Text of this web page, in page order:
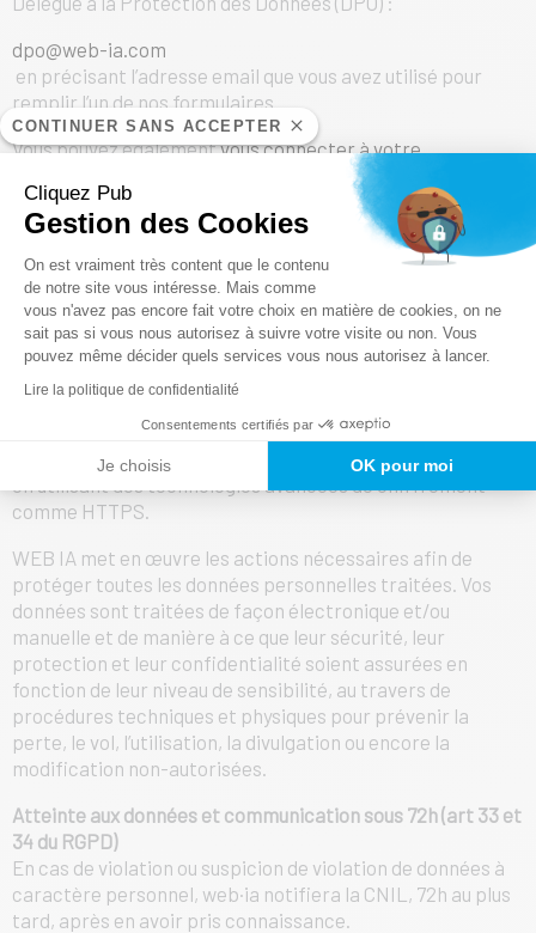
CONTINUER SANS ACCEPTER
Cliquez Pub
Gestion des Cookies
Plateforme de Gestion du
On est vraiment très content que le contenu
de notre site vous intéresse. Mais comme
vous n'avez pas encore fait votre choix en matière de cookies, on ne
sait pas si vous nous autorisez à suivre votre visite ou non. Vous
pouvez même décider quels services vous nous autorisez à lancer.
Lire la politique de confidentialité
Consentements certifiés par
Je choisis OK pour moi
Axeptio consent
dpo@web-ia.com
en précisant l’adresse email que vous avez utilisé pour
remplir l’un de nos formulaires.
Vous pouvez égalementvous connecter à votre
pour modifier, exporter ou supprimer vos données
personnelles, une fois connecté, cliquez sur l’onglet RGPD
données personnelles.
Sécurité des données et du traitement
Protection du transfert par chiffrement
Le chiffrement améliore encore davantage le niveau de
sécurité et de confidentialité de nos services. Lorsque
vous consultez notre site Web ou que vous remplissez nos
formulaires, les données que vous créez sont transférées
entre votre navigateurs et nos serveurs. Nous protégeons
ces données avec plusieurs niveaux de sécurité, y compris
comme HTTPS.
WEB IA met en œuvre les actions nécessaires afin de
protéger toutes les données personnelles traitées. Vos
données sont traitées de façon électronique et/ou
manuelle et de manière à ce que leur sécurité, leur
protection et leur confidentialité soient assurées en
fonction de leur niveau de sensibilité, au travers de
procédures techniques et physiques pour prévenir la
perte, le vol, l’utilisation, la divulgation ou encore la
modification non-autorisées.
Atteinte aux données et communication sous 72h (art 33 et
34 du RGPD)
En cas de violation ou suspicion de violation de données à
caractère personnel, web·ia notifiera la CNIL, 72h au plus
tard, après en avoir pris connaissance.